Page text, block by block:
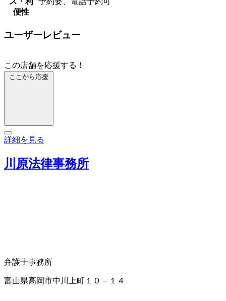
便性
ユーザーレビュー
この店舗を応援する！
ここから応援
詳細を見る
川原法律事務所
弁護士事務所
富山県高岡市中川上町１０－１４